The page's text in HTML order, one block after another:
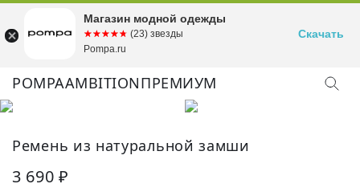
POMPAAMBITIONПРЕМИУМ
Ремень из натуральной замши
3 690 ₽
Магазин модной одежды
☆☆☆☆☆
★★★★★ (23) звезды
Pompa.ru
Скачать